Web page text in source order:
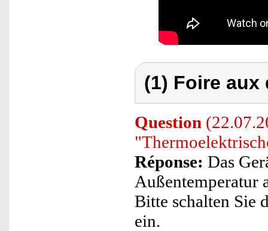
(1) Foire
Question
Réponse: Das
Außentemperatur
Bitte schalten Sie
ein.